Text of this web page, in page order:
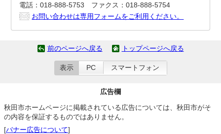
電話：018-888-5753 ファクス：018-888-5754
お問い合わせは専用フォームをご利用ください。
前のページへ戻る トップページへ戻る
表示 PC スマートフォン
広告欄
秋田市ホームページに掲載されている広告については、秋田市がそ
の内容を保証するものではありません。
[バナー広告について]